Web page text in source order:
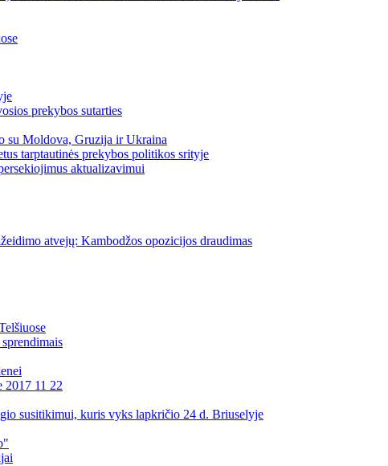
prekybos sutarties
su Moldova, Gruzija ir Ukraina
tarptautinės prekybos politikos srityje
aktualizavimui
atvejų: Kambodžos opozicijos draudimas
2017 11 22
susitikimui, kuris vyks lapkričio 24 d. Briuselyje